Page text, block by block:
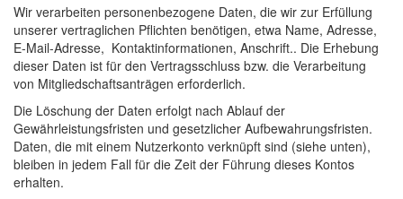
Wir verarbeiten personenbezogene Daten, die wir zur Erfüllung
unserer vertraglichen Pflichten benötigen, etwa Name, Adresse,
E-Mail-Adresse, Kontaktinformationen, Anschrift.. Die Erhebung
dieser Daten ist für den Vertragsschluss bzw. die Verarbeitung
von Mitgliedschaftsanträgen erforderlich.
Die Löschung der Daten erfolgt nach Ablauf der
Gewährleistungsfristen und gesetzlicher Aufbewahrungsfristen.
Daten, die mit einem Nutzerkonto verknüpft sind (siehe unten),
bleiben in jedem Fall für die Zeit der Führung dieses Kontos
erhalten.